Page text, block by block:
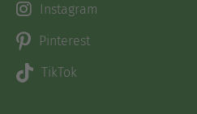
Instagram
Pinterest
TikTok